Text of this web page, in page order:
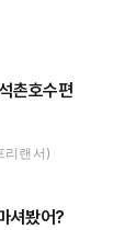
촌호수편
리랜서)
셔봤어?